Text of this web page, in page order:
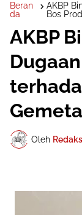
Beran
da
AKBP
Bos
AKBP
Oleh